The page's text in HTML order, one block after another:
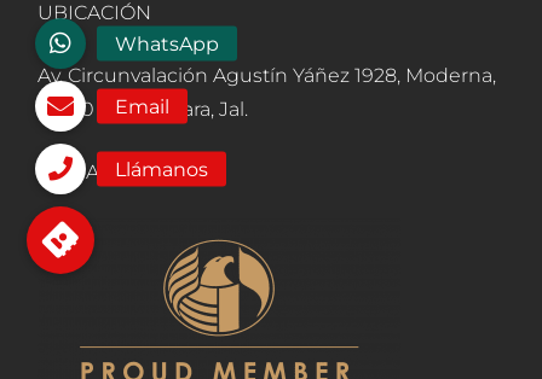
UBICACIÓN
Av. Circunvalación Agustín Yáñez 1928, Moderna,
44190 Guadalajara, Jal.
AFILIADOS A